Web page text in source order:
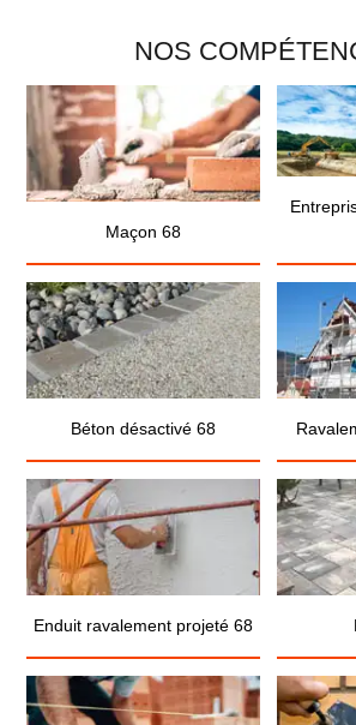
NOS
Maçon 68
Béton désactivé 68
Enduit ravalement projeté 68